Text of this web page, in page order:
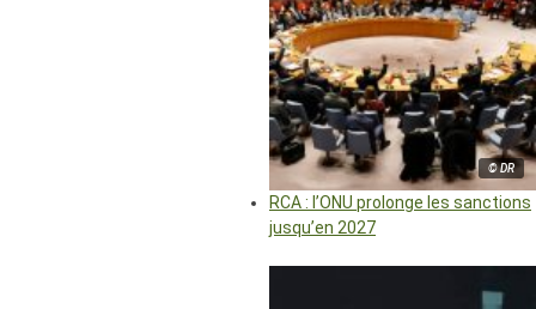
© DR
RCA : l’ONU prolonge les sanctions
jusqu’en 2027